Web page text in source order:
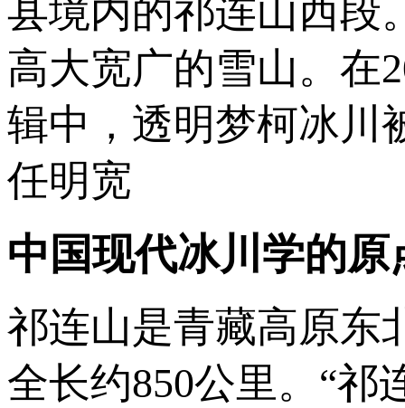
县境内的祁连山西段
高大宽广的雪山。在
辑中，透明梦柯冰川
任明宽
中国现代冰川学的原
祁连山是青藏高原东
全长约850公里。“祁